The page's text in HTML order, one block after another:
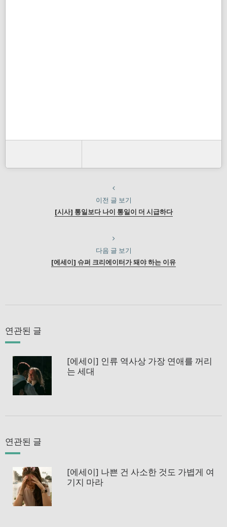
이전 글 보기
[시사] 통일보다 나이 통일이 더 시급하다
다음 글 보기
[에세이] 슈퍼 크리에이터가 돼야 하는 이유
연관된 글
[에세이] 인류 역사상 가장 연애를 꺼리
는 세대
연관된 글
[에세이] 나쁜 건 사소한 것도 가볍게 여
기지 마라